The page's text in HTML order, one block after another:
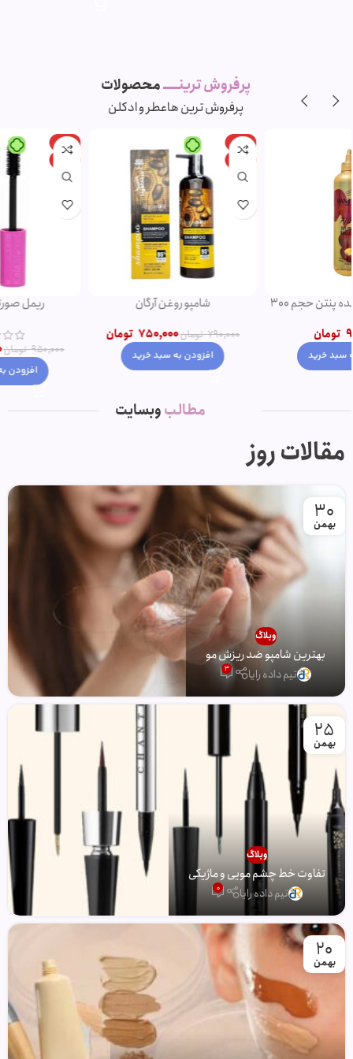
پرفروش ترینـــــمحصولات
پرفروش ترین هاعطر و ادکلن
شامپو روغن آرگان
790,000
750,000 تومان
افزودن به سبد خرید
ویژه
ریمل صورتی اروجینال
950,000
850,000 تومان
افزودن به سبد خرید
مطالبوبسایت
مقالات روز
30
بهمن
وبلاگ
بهترین شامپو ضد ریزش مو
تیم داده رایا 3
25
بهمن
وبلاگ
تفاوت خط چشم مویی و ماژیکی
تیم داده رایا 0
20
بهمن